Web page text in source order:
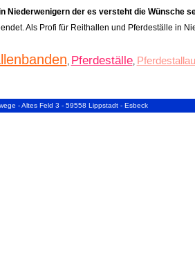
Niederwenigern der es versteht die Wünsche
Als Profi für Reithallen und Pferdeställe in
Pferdeställe,
- Altes Feld 3 - 59558 Lippstadt - Esbeck